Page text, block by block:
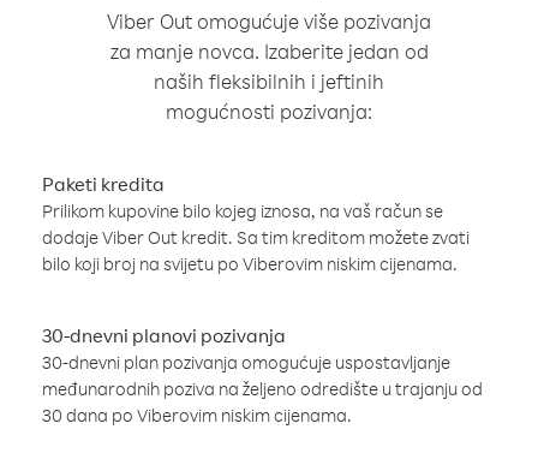
Viber Out omogućuje više pozivanja
za manje novca. Izaberite jedan od
naših fleksibilnih i jeftinih
mogućnosti pozivanja:
Paketi kredita
Prilikom kupovine bilo kojeg iznosa, na vaš račun se
dodaje Viber Out kredit. Sa tim kreditom možete zvati
bilo koji broj na svijetu po Viberovim niskim cijenama.
30-dnevni planovi pozivanja
30-dnevni plan pozivanja omogućuje uspostavljanje
međunarodnih poziva na željeno odredište u trajanju od
30 dana po Viberovim niskim cijenama.